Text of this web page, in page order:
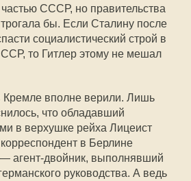
СССР, но правительства
бы. Если Сталину после
социалистический строй в
то Гитлер этому не мешал
Кремле вполне верили. Лишь
что обладавший
в верхушке рейха Лицеист
в Берлине
агент-двойник, выполнявший
руководства. А ведь